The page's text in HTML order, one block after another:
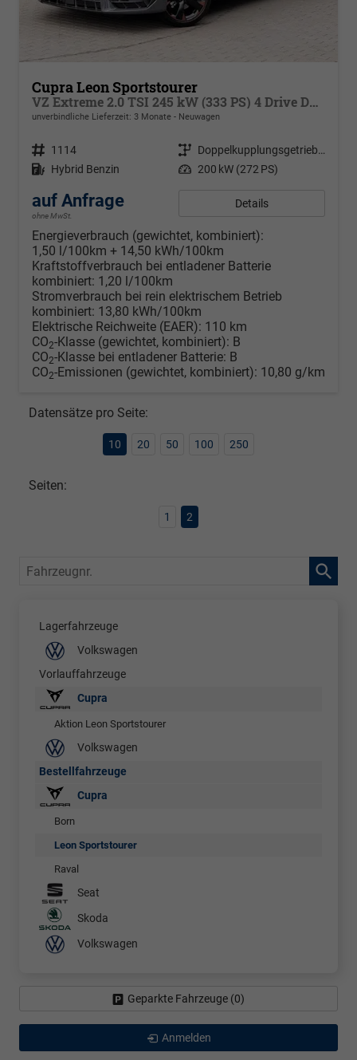
Cupra Leon Sportstourer
VZ Extreme 2.0 TSI 245 kW (333 PS) 4 Drive DSG LED MATRIX ULTRA, Cup Sportschalensitze beheizbar + elektrisch beisntellbar, Park Assit, Sennheiser Sound, AKABONO Bremsen,19 Zoll Alufelgen Sport Copper Seitenschweller Cupra, Klimaautom. 3 Zonen, Pack XL,
unverbindliche Lieferzeit: 3 Monate Neuwagen
Fahrzeugnr. 1114 Getriebe
Doppelkupplungsgetriebe (DSG)
Kraftstoff Hybrid Benzin Leistung 200 kW (272 PS)
auf Anfrage
ohne MwSt.
Details
Energieverbrauch (gewichtet, kombiniert):
1,50 l/100km + 14,50 kWh/100km
Kraftstoffverbrauch bei entladener Batterie
kombiniert: 1,20 l/100km
Stromverbrauch bei rein elektrischem Betrieb
kombiniert: 13,80 kWh/100km
Elektrische Reichweite (EAER): 110 km
CO2-Klasse (gewichtet, kombiniert): B
CO2-Klasse bei entladener Batterie: B
CO2-Emissionen (gewichtet, kombiniert): 10,80 g/km
Datensätze pro Seite:
10 20 50 100 250
Seiten:
1 2
Fahrzeugnr.
Lagerfahrzeuge
Volkswagen
Vorlauffahrzeuge
Cupra
Aktion Leon Sportstourer
Volkswagen
Bestellfahrzeuge
Cupra
Born
Leon Sportstourer
Raval
Seat
Skoda
Volkswagen
Geparkte Fahrzeuge (0)
Anmelden